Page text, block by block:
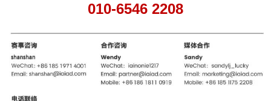
010-6546 2208